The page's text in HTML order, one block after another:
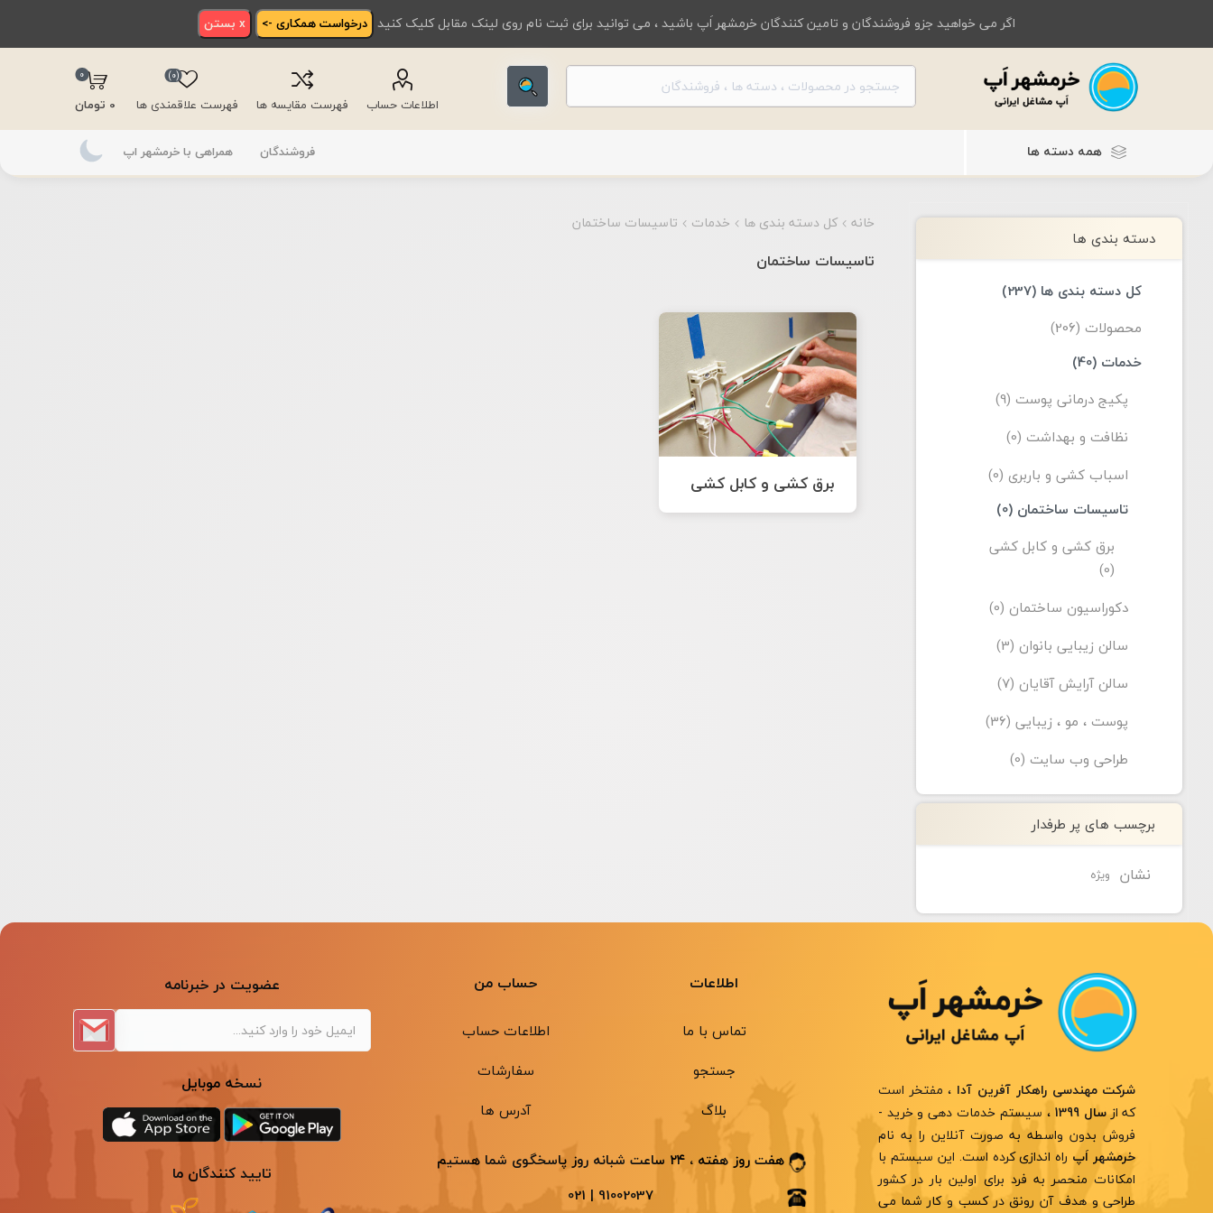
اگر می خواهید جزو فروشندگان و تامین کنندگان خرمشهر اَپ باشید ، می توانید برای ثبت نام روی لینک مقابل کلیک کنید درخواست همکاری -> x بستن
اطلاعات حساب فهرست مقایسه ها فهرست علاقمندی ها
(0)
0
0 تومان
همه دسته ها فروشندگان همراهی با خرمشهر اپ
خانه کل دسته بندی ها خدمات تاسیسات ساختمان
تاسیسات ساختمان
برق کشی و کابل کشی
دسته بندی ها
کل دسته بندی ها (237)
محصولات (206)
خدمات (40)
پکیج درمانی پوست (9)
نظافت و بهداشت (0)
اسباب کشی و باربری (0)
تاسیسات ساختمان (0)
برق کشی و کابل کشی
(0)
دکوراسیون ساختمان (0)
سالن زیبایی بانوان (3)
سالن آرایش آقایان (7)
پوست ، مو ، زیبایی (36)
طراحی وب سایت (0)
برچسب های پر طرفدار
نشان ویژه
شرکت مهندسی راهکار آفرین آدا ، مفتخر است
که ازسال 1399
، سیستم خدمات دهی و خرید -
فروش بدون واسطه به صورت آنلاین را به نام
خرمشهر اَپ راه اندازی کرده است. این سیستم با
امکانات منحصر به فرد برای اولین بار در کشور
طراحی و هدف آن رونق در کسب و کار شما می
اطلاعات
تماس با ما
جستجو
بلاگ
حساب من
اطلاعات حساب
سفارشات
آدرس ها
عضویت در خبرنامه
نسخه موبایل
تایید کنندگان ما
هفت روز هفته ، ۲۴ ساعت شبانه ‌روز پاسخگوی شما هستیم
91002037 | 021